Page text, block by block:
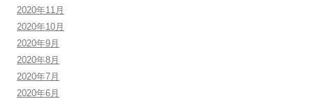
2020年11月
2020年10月
2020年9月
2020年8月
2020年7月
2020年6月